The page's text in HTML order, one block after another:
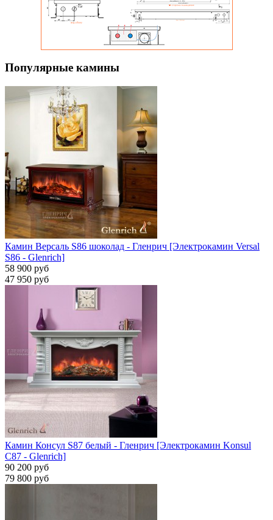
Популярные камины
Камин Версаль S86 шоколад - Гленрич [Электрокамин Versal
S86 - Glenrich]
58 900 руб
47 950 руб
Камин Консул S87 белый - Гленрич [Электрокамин Konsul
С87 - Glenrich]
90 200 руб
79 800 руб